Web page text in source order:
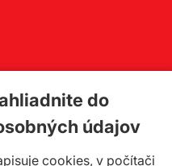
do
údajov
cookies, v počítači